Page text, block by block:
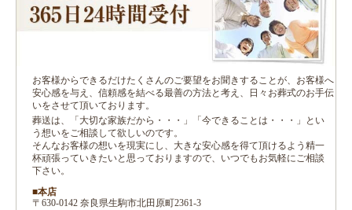
お客様からできるだけたくさんのご要望をお聞きすることが、お客様へ
安心感を与え、信頼感を結べる最善の方法と考え、日々お葬式のお手伝
いをさせて頂いております。
葬送は、「大切な家族だから・・・」「今できることは・・・」とい
う想いをご相談して欲しいのです。
そんなお客様の想いを現実にし、大きな安心感を得て頂けるよう精一
杯頑張っていきたいと思っておりますので、いつでもお気軽にご相談
下さい。
■本店
〒630-0142 奈良県生駒市北田原町2361-3